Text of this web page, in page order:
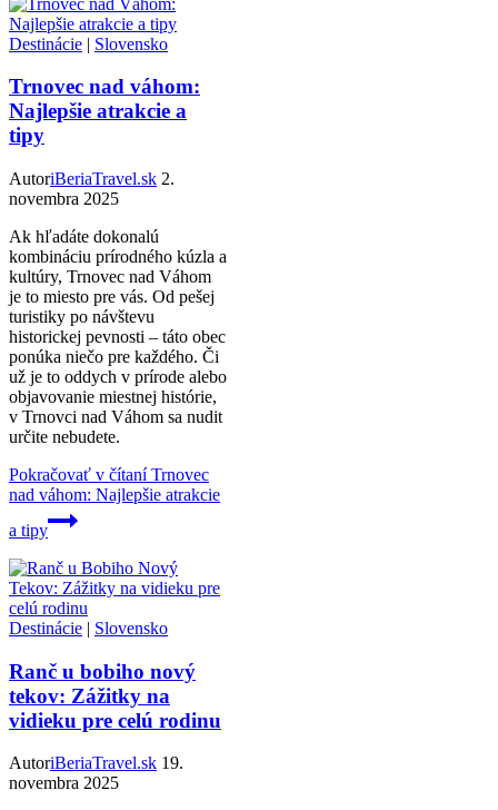
Destinácie | Slovensko
Trnovec nad váhom:
Najlepšie atrakcie a
tipy
AutoriBeriaTravel.sk 2.
novembra 2025
Ak hľadáte dokonalú
kombináciu prírodného kúzla a
kultúry, Trnovec nad Váhom
je to miesto pre vás. Od pešej
turistiky po návštevu
historickej pevnosti – táto obec
ponúka niečo pre každého. Či
už je to oddych v prírode alebo
objavovanie miestnej histórie,
v Trnovci nad Váhom sa nudit
určite nebudete.
Pokračovať v čítaníTrnovec
nad váhom: Najlepšie atrakcie
a tipy
Destinácie | Slovensko
Ranč u bobiho nový
tekov: Zážitky na
vidieku pre celú rodinu
AutoriBeriaTravel.sk 19.
novembra 2025